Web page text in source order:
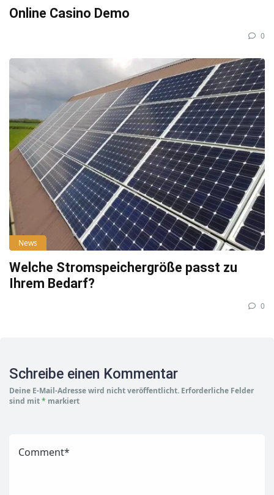
Online Casino Demo
0
News
Welche Stromspeichergröße passt zu
Ihrem Bedarf?
0
Schreibe einen Kommentar
Deine E-Mail-Adresse wird nicht veröffentlicht. Erforderliche Felder
sind mit* markiert